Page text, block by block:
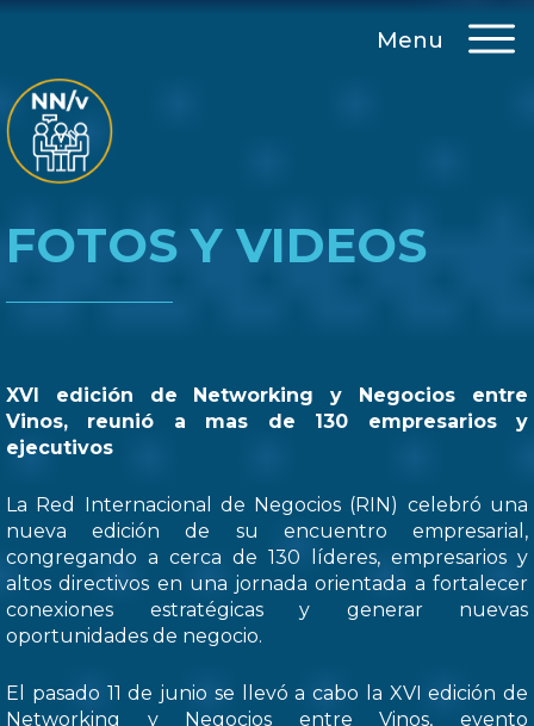
Menu
FOTOS Y VIDEOS
XVI edición de Networking y Negocios entre
Vinos, reunió a mas de 130 empresarios y
ejecutivos
La Red Internacional de Negocios (RIN) celebró una
nueva edición de su encuentro empresarial,
congregando a cerca de 130 líderes, empresarios y
altos directivos en una jornada orientada a fortalecer
conexiones estratégicas y generar nuevas
oportunidades de negocio.
El pasado 11 de junio se llevó a cabo la XVI edición de
Networking y Negocios entre Vinos, evento